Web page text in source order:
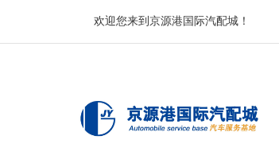
欢迎您来到京源港国际汽配城！